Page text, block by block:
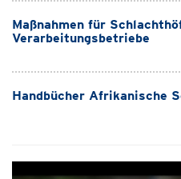
Maßnahmen für
Verarbeitungsbetriebe
Handbücher Afrikanische